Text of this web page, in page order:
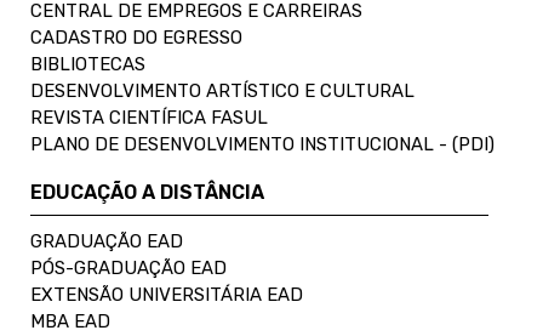
CENTRAL DE EMPREGOS E CARREIRAS
CADASTRO DO EGRESSO
BIBLIOTECAS
DESENVOLVIMENTO ARTÍSTICO E CULTURAL
REVISTA CIENTÍFICA FASUL
PLANO DE DESENVOLVIMENTO INSTITUCIONAL - (PDI)
EDUCAÇÃO A DISTÂNCIA
GRADUAÇÃO EAD
PÓS-GRADUAÇÃO EAD
EXTENSÃO UNIVERSITÁRIA EAD
MBA EAD